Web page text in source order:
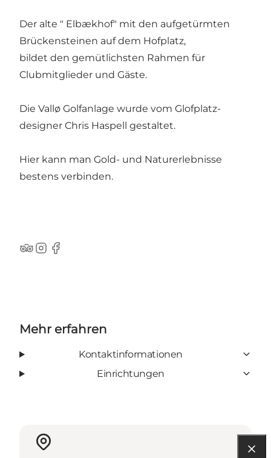
Der alte " Elbækhof" mit den aufgetürmten
Brückensteinen auf dem Hofplatz,
bildet den gemütlichsten Rahmen für
Clubmitglieder und Gäste.
Die Vallø Golfanlage wurde vom Glofplatz-
designer Chris Haspell gestaltet.
Hier kann man Gold- und Naturerlebnisse
bestens verbinden.
TripAdvisor
Instagram
Facebook
Mehr erfahren
Kontaktinformationen
Einrichtungen